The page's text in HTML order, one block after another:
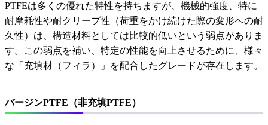
PTFEは多くの優れた特性を持ちますが、機械的強度、特に
耐摩耗性や耐クリープ性（荷重をかけ続けた際の変形への耐
久性）は、構造材料としては比較的低いという弱点がありま
す。この弱点を補い、特定の性能を向上させるために、様々
な「充填材（フィラ）」を配合したグレードが存在します。
バージンPTFE（非充填PTFE）